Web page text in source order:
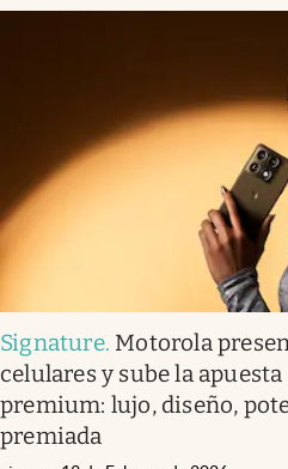
Signature. Motorola
celulares y sube la
premium: lujo, diseño,
premiada